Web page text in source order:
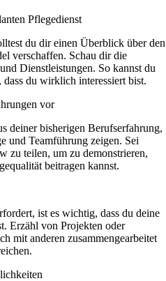
Pflegedienst
du dir einen Überblick über den
verschaffen. Schau dir die
Dienstleistungen. So kannst du
dass du wirklich interessiert bist.
vor
deiner bisherigen Berufserfahrung,
und Teamführung zeigen. Sei
zu teilen, um zu demonstrieren,
beitragen kannst.
ist es wichtig, dass du deine
Erzähl von Projekten oder
mit anderen zusammengearbeitet